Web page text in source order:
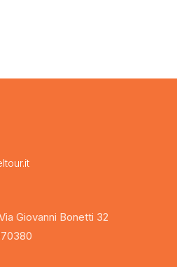
Giovanni Bonetti 32